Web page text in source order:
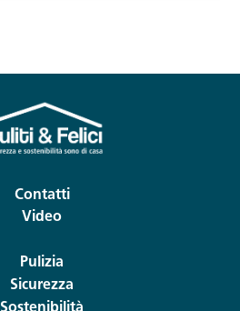
Contatti
Video
Pulizia
Sicurezza
Sostenibilità